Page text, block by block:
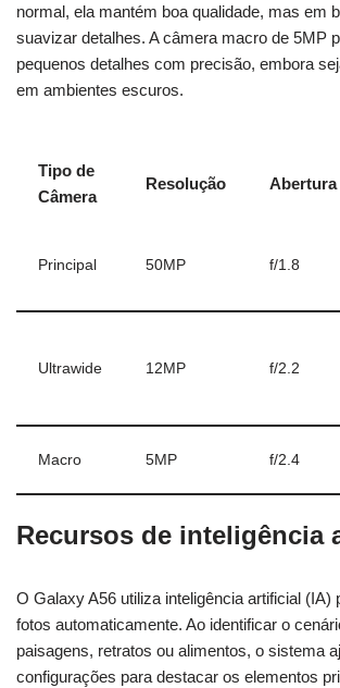
normal, ela mantém boa qualidade, mas em
suavizar detalhes. A câmera macro de 5MP
pequenos detalhes com precisão, embora
em ambientes escuros.
Tipo de
Câmera
Resolução Abertura
Principal 50MP f/1.8
Ultrawide 12MP f/2.2
Macro 5MP f/2.4
Recursos de inteligência
O Galaxy A56 utiliza inteligência artificial (IA)
fotos automaticamente. Ao identificar o
paisagens, retratos ou alimentos, o sistema
configurações para destacar os elementos